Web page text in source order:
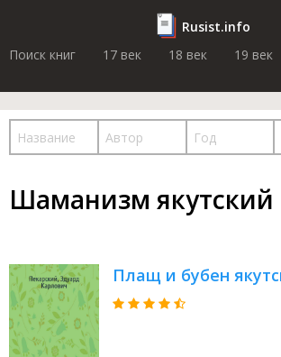
Rusist.info
Поиск книг
17 век 18 век 19 век
Шаманизм якутский
Плащ и бубен